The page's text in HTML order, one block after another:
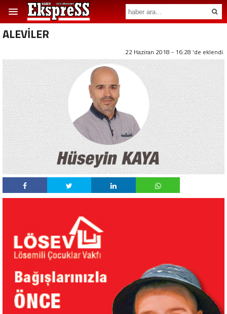
ALEVİLER
22 Haziran 2018 - 16:28 'de eklendi.